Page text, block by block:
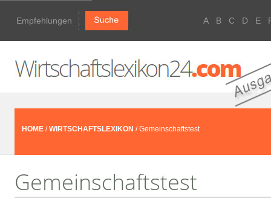
Empfehlungen A B C D E
HOME /WIRTSCHAFTSLEXIKON / Gemeinschaftstest
Gemeinschaftstest